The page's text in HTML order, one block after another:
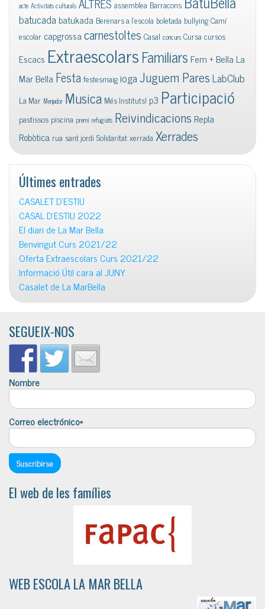
acte Activitats culturals assemblea Barracons
batucadabatukada Berenars a l'escola boletada bullyingCamí
escolar capgrossacarnestoltes Casal concurs Cursa cursos
Escacs ExtraescolarsFamiliars Fem + Bella La
Mar Bella FestafestesmaigiogaJuguem ParesLabClub
La Mar Menjador Musica Més Instituts! p3 Participació
pastissos piscina premi refugiats Reivindicacions Repla
Robòtica rua sant jordi Solidaritatxerrada Xerrades
Últimes entrades
CASALET D’ESTIU
CASAL D’ESTIU 2022
El diari de La Mar Bella
Benvingut Curs 2021/22
Oferta Extraescolars Curs 2021/22
Informació Útil cara al JUNY
Casalet de La MarBella
SEGUEIX-NOS
Nombre
Correo electrónico*
El web de les famílies
WEB ESCOLA LA MAR BELLA